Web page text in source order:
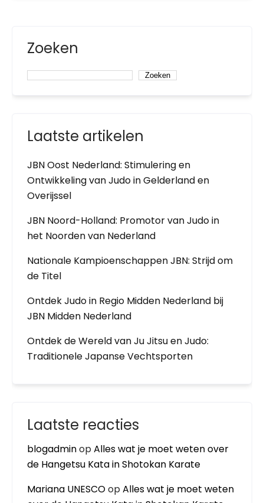
Zoeken
Zoeken
Laatste artikelen
JBN Oost Nederland: Stimulering en
Ontwikkeling van Judo in Gelderland en
Overijssel
JBN Noord-Holland: Promotor van Judo in
het Noorden van Nederland
Nationale Kampioenschappen JBN: Strijd om
de Titel
Ontdek Judo in Regio Midden Nederland bij
JBN Midden Nederland
Ontdek de Wereld van Ju Jitsu en Judo:
Traditionele Japanse Vechtsporten
Laatste reacties
blogadminopAlles wat je moet weten over
de Hangetsu Kata in Shotokan Karate
Mariana UNESCOopAlles wat je moet weten